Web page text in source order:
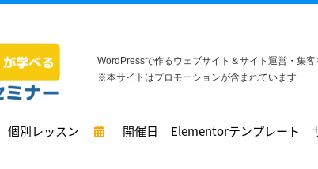
WordPressで作るウェブサイト＆サイト運営・集
※本サイトはプロモーションが含まれています
個別レッスン 開催日 Elementorテンプレート